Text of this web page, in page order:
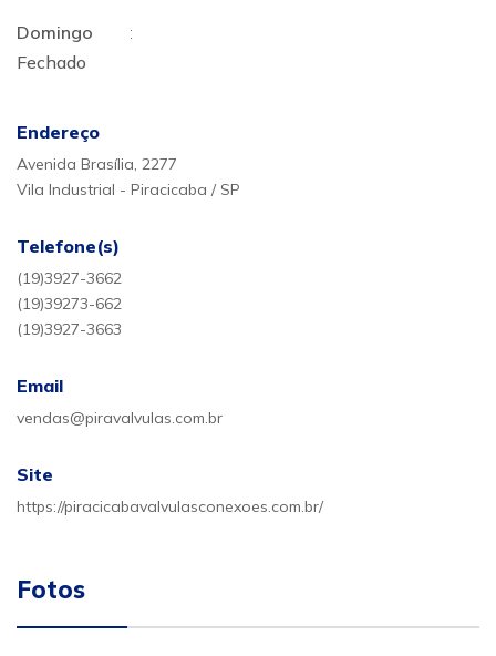
Domingo
:
Fechado
Endereço
Avenida Brasília, 2277
Vila Industrial - Piracicaba / SP
Telefone(s)
(19)3927-3662
(19)39273-662
(19)3927-3663
Email
vendas@piravalvulas.com.br
Site
https://piracicabavalvulasconexoes.com.br/
Fotos